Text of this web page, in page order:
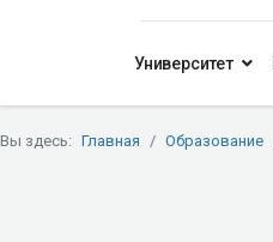
Университет
Вы здесь: Главная Образование